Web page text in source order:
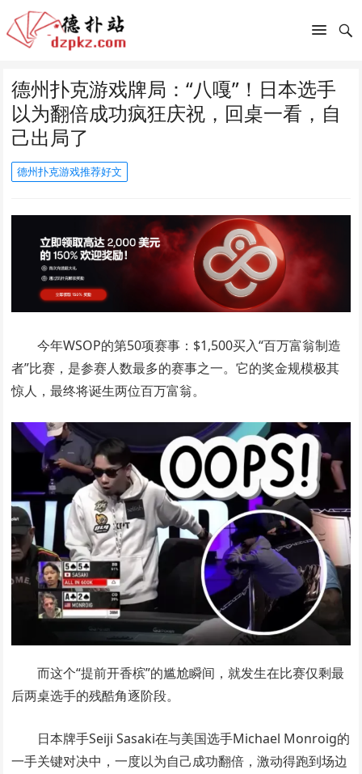
德州扑克游戏牌局：“八嘎”！日本选手
以为翻倍成功疯狂庆祝，回桌一看，自
己出局了
德州扑克游戏推荐好文
今年WSOP的第50项赛事：$1,500买入“百万富翁制造
者”比赛，是参赛人数最多的赛事之一。它的奖金规模极其
惊人，最终将诞生两位百万富翁。
而这个“提前开香槟”的尴尬瞬间，就发生在比赛仅剩最
后两桌选手的残酷角逐阶段。
日本牌手Seiji Sasaki在与美国选手Michael Monroig的
一手关键对决中，一度以为自己成功翻倍，激动得跑到场边